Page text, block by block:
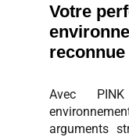
Votre
Avec
arguments